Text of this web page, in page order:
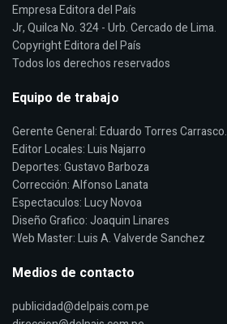
Empresa Editora del País
Jr, Quilca No. 324 - Urb. Cercado de Lima.
Copyright Editora del País
Todos los derechos reservados
Equipo de trabajo
Gerente General: Eduardo Torres Carrasco.
Editor Locales: Luis Najarro
Deportes: Gustavo Barboza
Corrección: Alfonso Lanata
Espectaculos: Lucy Novoa
Diseño Grafico: Joaquin Linares
Web Master: Luis A. Valverde Sanchez
Medios de contacto
publicidad@delpais.com.pe